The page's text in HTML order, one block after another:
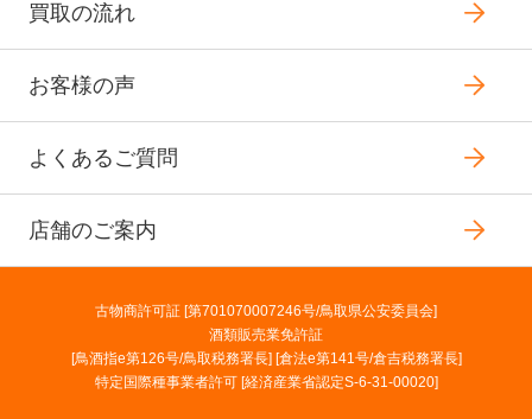
買取の流れ
お客様の声
よくあるご質問
店舗のご案内
古物商許可証 [第701070007246号/鳥取県公安委員会]
酒類販売業免許証
[鳥酒指e第126号/鳥取税務署長] [倉法e第141号/倉吉税務署長]
特定国際種事業者許可 [経済産業省認定S-6-31-00020]